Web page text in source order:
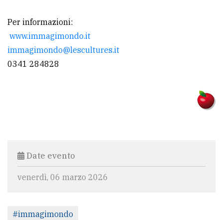
Per informazioni:
www.immagimondo.it
immagimondo@lescultures.it
0341 284828
Date evento
venerdì, 06 marzo 2026
#immagimondo